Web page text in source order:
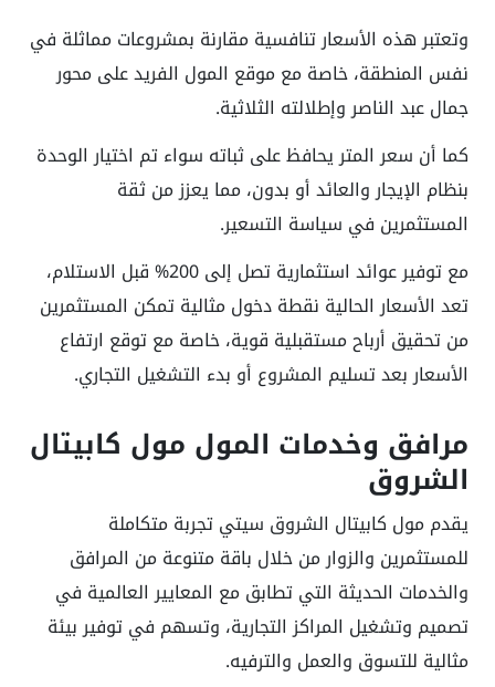
وتعتبر هذه الأسعار تنافسية مقارنة بمشروعات مماثلة في
نفس المنطقة، خاصة مع موقع المول الفريد على محور
جمال عبد الناصر وإطلالته الثلاثية.
كما أن سعر المتر يحافظ على ثباته سواء تم اختيار الوحدة
بنظام الإيجار والعائد أو بدون، مما يعزز من ثقة
المستثمرين في سياسة التسعير.
مع توفير عوائد استثمارية تصل إلى 200% قبل الاستلام،
تعد الأسعار الحالية نقطة دخول مثالية تمكن المستثمرين
من تحقيق أرباح مستقبلية قوية، خاصة مع توقع ارتفاع
الأسعار بعد تسليم المشروع أو بدء التشغيل التجاري.
مرافق وخدمات المول مول كابيتال
الشروق
يقدم مول كابيتال الشروق سيتي تجربة متكاملة
للمستثمرين والزوار من خلال باقة متنوعة من المرافق
والخدمات الحديثة التي تطابق مع المعايير العالمية في
تصميم وتشغيل المراكز التجارية، وتسهم في توفير بيئة
مثالية للتسوق والعمل والترفيه.